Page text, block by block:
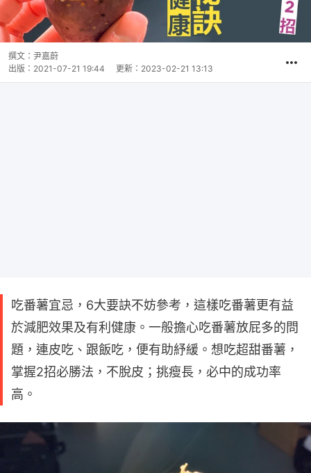
撰文： 尹嘉蔚
出版： 2021-07-21 19:44 更新： 2023-02-21 13:13
吃番薯宜忌，6大要訣不妨參考，這樣吃番薯更有益
於減肥效果及有利健康。一般擔心吃番薯放屁多的問
題，連皮吃、跟飯吃，便有助紓緩。想吃超甜番薯，
掌握2招必勝法，不脫皮；挑瘦長，必中的成功率
高。